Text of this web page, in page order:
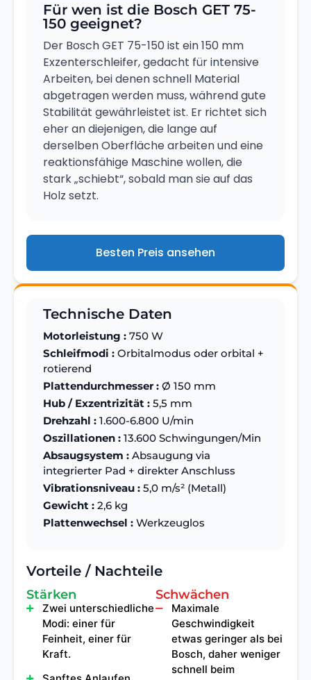
Für wen ist die Bosch GET 75-
150 geeignet?
Der Bosch GET 75-150 ist ein 150 mm
Exzenterschleifer, gedacht für intensive
Arbeiten, bei denen schnell Material
abgetragen werden muss, während gute
Stabilität gewährleistet ist. Er richtet sich
eher an diejenigen, die lange auf
derselben Oberfläche arbeiten und eine
reaktionsfähige Maschine wollen, die
stark „schiebt“, sobald man sie auf das
Holz setzt.
Besten Preis ansehen
Technische Daten
Motorleistung : 750 W
Schleifmodi : Orbitalmodus oder orbital +
rotierend
Plattendurchmesser : Ø 150 mm
Hub / Exzentrizität : 5,5 mm
Drehzahl : 1.600-6.800 U/min
Oszillationen : 13.600 Schwingungen/Min
Absaugsystem : Absaugung via
integrierter Pad + direkter Anschluss
Vibrationsniveau : 5,0 m/s² (Metall)
Gewicht : 2,6 kg
Plattenwechsel : Werkzeuglos
Vorteile / Nachteile
Stärken
Zwei unterschiedliche
Modi: einer für
Feinheit, einer für
Kraft.
Schwächen
Maximale
Geschwindigkeit
etwas geringer als bei
Bosch, daher weniger
schnell beim